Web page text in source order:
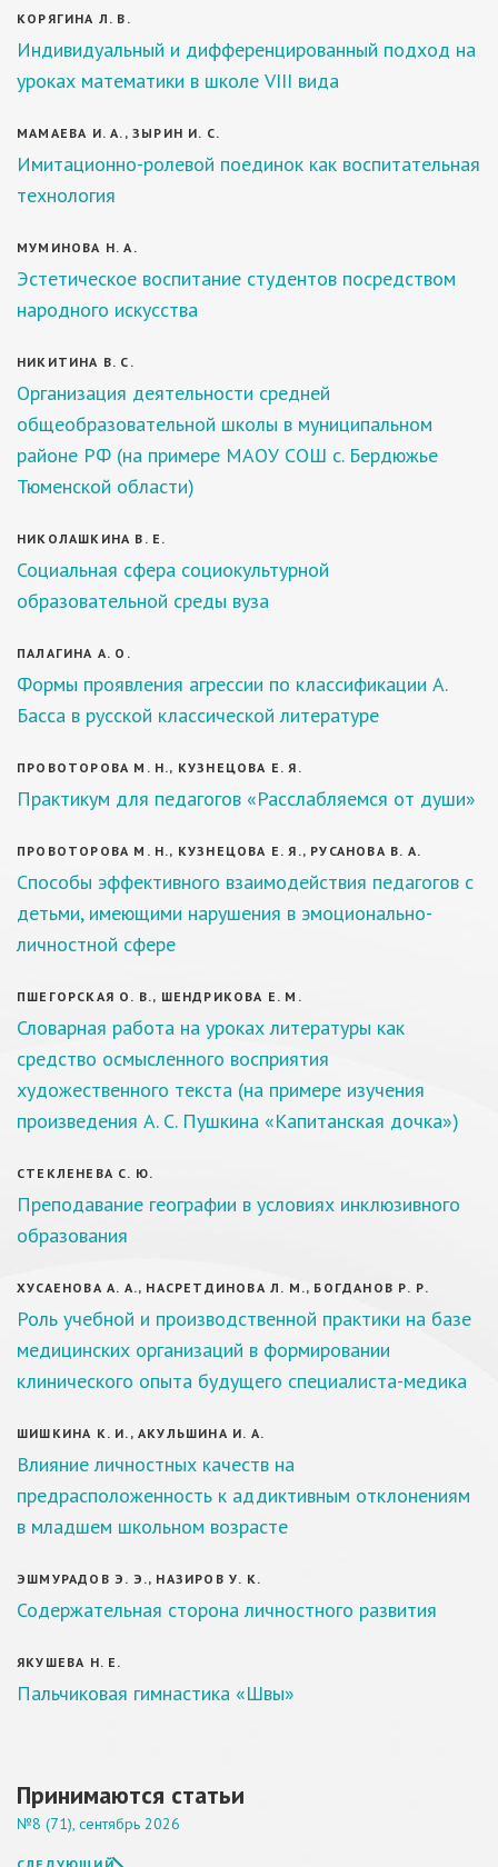
КОРЯГИНА Л. В.
Индивидуальный и дифференцированный подход на
уроках математики в школе VIII вида
МАМАЕВА И. А., ЗЫРИН И. С.
Имитационно-ролевой поединок как воспитательная
технология
МУМИНОВА Н. А.
Эстетическое воспитание студентов посредством
народного искусства
НИКИТИНА В. С.
Организация деятельности средней
общеобразовательной школы в муниципальном
районе РФ (на примере МАОУ СОШ с. Бердюжье
Тюменской области)
НИКОЛАШКИНА В. Е.
Социальная сфера социокультурной
образовательной среды вуза
ПАЛАГИНА А. О.
Формы проявления агрессии по классификации А.
Басса в русской классической литературе
ПРОВОТОРОВА М. Н., КУЗНЕЦОВА Е. Я.
Практикум для педагогов «Расслабляемся от души»
ПРОВОТОРОВА М. Н., КУЗНЕЦОВА Е. Я., РУСАНОВА В. А.
Способы эффективного взаимодействия педагогов с
детьми, имеющими нарушения в эмоционально-
личностной сфере
ПШЕГОРСКАЯ О. В., ШЕНДРИКОВА Е. М.
Словарная работа на уроках литературы как
средство осмысленного восприятия
художественного текста (на примере изучения
произведения А. С. Пушкина «Капитанская дочка»)
СТЕКЛЕНЕВА С. Ю.
Преподавание географии в условиях инклюзивного
образования
ХУСАЕНОВА А. А., НАСРЕТДИНОВА Л. М., БОГДАНОВ Р. Р.
Роль учебной и производственной практики на базе
медицинских организаций в формировании
клинического опыта будущего специалиста-медика
ШИШКИНА К. И., АКУЛЬШИНА И. А.
Влияние личностных качеств на
предрасположенность к аддиктивным отклонениям
в младшем школьном возрасте
ЭШМУРАДОВ Э. Э., НАЗИРОВ У. К.
Содержательная сторона личностного развития
ЯКУШЕВА Н. Е.
Пальчиковая гимнастика «Швы»
Принимаются статьи
№8 (71), сентябрь 2026